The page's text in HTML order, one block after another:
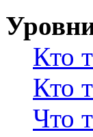
Кто
Кто
Что